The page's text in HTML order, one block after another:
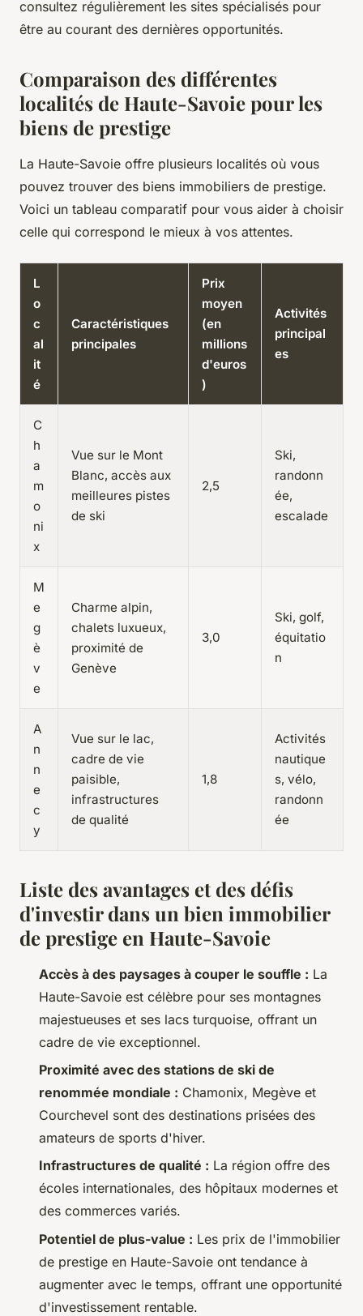
consultez régulièrement les sites spécialisés pour
être au courant des dernières opportunités.
Comparaison des différentes
localités de Haute-Savoie pour les
biens de prestige
La Haute-Savoie offre plusieurs localités où vous
pouvez trouver des biens immobiliers de prestige.
Voici un tableau comparatif pour vous aider à choisir
celle qui correspond le mieux à vos attentes.
L
o
c
al
it
é
Caractéristiques
principales
Prix
moyen
(en
millions
d'euros
)
Activités
principal
es
C
h
a
m
o
ni
x
Vue sur le Mont
Blanc, accès aux
meilleures pistes
de ski
2,5
Ski,
randonn
ée,
escalade
M
e
g
è
v
e
Charme alpin,
chalets luxueux,
proximité de
Genève
3,0
Ski, golf,
équitatio
n
A
n
n
e
c
y
Vue sur le lac,
cadre de vie
paisible,
infrastructures
de qualité
1,8
Activités
nautique
s, vélo,
randonn
ée
Liste des avantages et des défis
d'investir dans un bien immobilier
de prestige en Haute-Savoie
Accès à des paysages à couper le souffle : La
Haute-Savoie est célèbre pour ses montagnes
majestueuses et ses lacs turquoise, offrant un
cadre de vie exceptionnel.
Proximité avec des stations de ski de
renommée mondiale : Chamonix, Megève et
Courchevel sont des destinations prisées des
amateurs de sports d'hiver.
Infrastructures de qualité : La région offre des
écoles internationales, des hôpitaux modernes et
des commerces variés.
Potentiel de plus-value : Les prix de l'immobilier
de prestige en Haute-Savoie ont tendance à
augmenter avec le temps, offrant une opportunité
d'investissement rentable.